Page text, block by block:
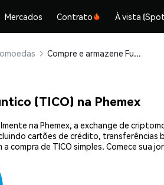
Mercados Contrato À vista
Compre e armazene Funtico (TICO) com segurança
(TICO) na Phemex
na Phemex, a exchange de
cartões de crédito, transferências
compra de TICO simples. Comece